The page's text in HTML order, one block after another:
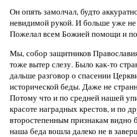
Он опять замолчал, будто
невидимой рукой. И больше уже не
Пожелал всем Божией помощи и
Мы, собор защитников
тоже вытер слезу. Было как-то
дальше разговор о спасении
исторической беды. Даже не
Потому что и по средней нашей
красоте наградных крестов, и по
второстепенным признакам видно
наша беда вошла далеко не в